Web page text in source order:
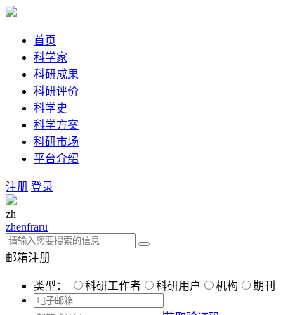
首页
科学家
科研成果
科研评价
科学史
科学方案
科研市场
平台介绍
注册 登录
zh
zhenfraru
邮箱注册
类型： 科研工作者 科研用户 机构 期刊